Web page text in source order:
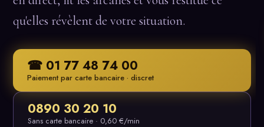
qu'elles révèlent de votre situation.
☎ 01 77 48 74 00
Paiement par carte bancaire · discret
0890 30 20 10
Sans carte bancaire · 0,60 €/min